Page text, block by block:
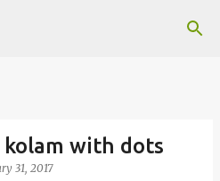
kolam with dots
31, 2017